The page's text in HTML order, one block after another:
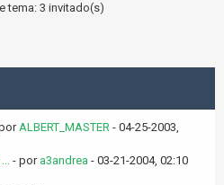
tema: 3 invitado(s)
ALBERT_MASTER - 04-25-2003,
- por a3andrea - 03-21-2004, 02:10